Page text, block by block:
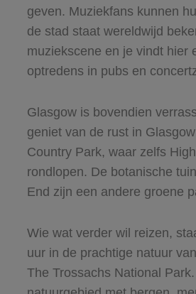
geven. Muziekfans kunnen
de stad staat wereldwijd
muziekscene en je vindt hier
optredens in pubs en
Glasgow is bovendien
geniet van de rust in
Country Park, waar zelfs
rondlopen. De botanische
End zijn een andere groene
Wie wat verder wil reizen,
uur in de prachtige natuur
The Trossachs National